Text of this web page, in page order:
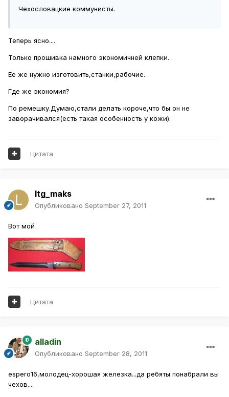
Чехословацкие коммунисты.
Теперь ясно....
Только прошивка намного экономичней клепки.
Ее же нужно изготовить,станки,рабочие.
Где же экономия?
По ремешку.Думаю,стали делать короче,что бы он не
заворачивался(есть такая особенность у кожи).
Цитата
ltg_maks
Опубликовано September 27, 2011
Вот мой
Цитата
alladin
Опубликовано September 28, 2011
espero16,молодец-хорошая железка...да ребяты понабрали вы
чехов....